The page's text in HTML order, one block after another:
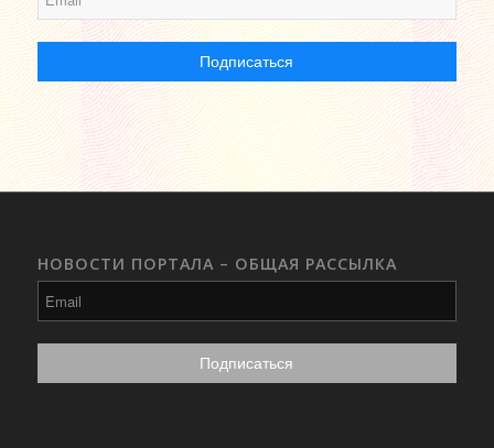
НОВОСТИ ПОРТАЛА – ОБЩАЯ РАССЫЛКА